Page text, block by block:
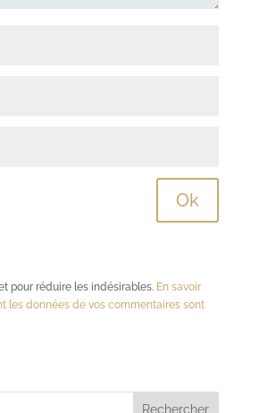
pour réduire les indésirables. En savoir
les données de vos commentaires sont